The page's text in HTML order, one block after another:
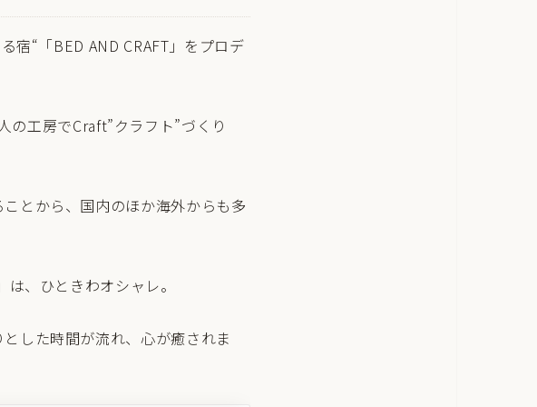
宿“「BED AND CRAFT」をプロデ
の工房でCraft”クラフト”づくり
とから、国内のほか海外からも多
、ひときわオシャレ。
した時間が流れ、心が癒されま